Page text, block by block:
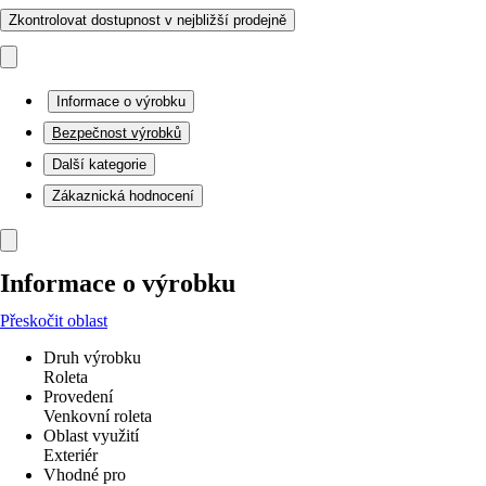
Zkontrolovat dostupnost v nejbližší prodejně
Informace o výrobku
Bezpečnost výrobků
Další kategorie
Zákaznická hodnocení
Informace o výrobku
Přeskočit oblast
Druh výrobku
Roleta
Provedení
Venkovní roleta
Oblast využití
Exteriér
Vhodné pro